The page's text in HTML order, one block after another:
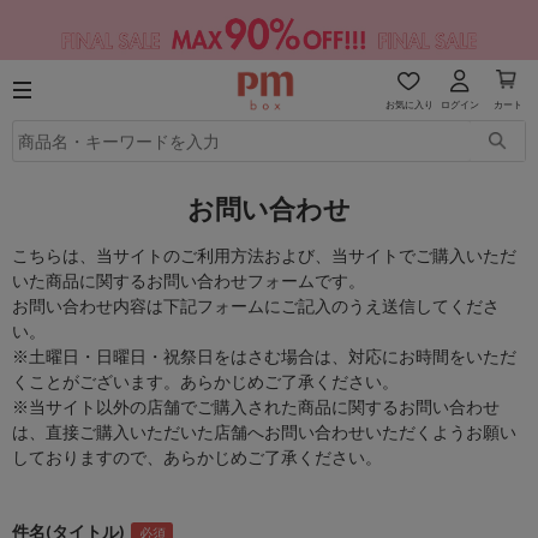
お気に入り ログイン カート
お問い合わせ
こちらは、当サイトのご利用方法および、当サイトでご購入いただ
いた商品に関するお問い合わせフォームです。
お問い合わせ内容は下記フォームにご記入のうえ送信してくださ
い。
※土曜日・日曜日・祝祭日をはさむ場合は、対応にお時間をいただ
くことがございます。あらかじめご了承ください。
※当サイト以外の店舗でご購入された商品に関するお問い合わせ
は、直接ご購入いただいた店舗へお問い合わせいただくようお願い
しておりますので、あらかじめご了承ください。
件名(タイトル)